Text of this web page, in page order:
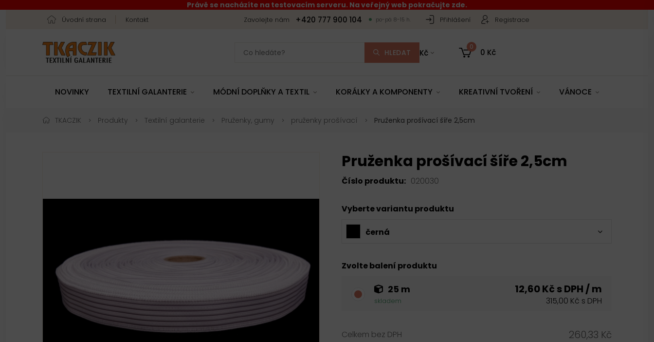
Právě se nacházíte na testovacím serveru. Na veřejný web pokračujte zde.
Úvodní strana Kontakt Zavolejte nám +420 777 900 104 po-pá 8-15 h. Přihlášení Registrace
HLEDAT Kč
0
0 Kč
NOVINKY TEXTILNÍ GALANTERIE MÓDNÍ DOPLŇKY A TEXTIL KORÁLKY A KOMPONENTY KREATIVNÍ TVOŘENÍ VÁNOCE
TKACZIK Produkty Textilní galanterie Pruženky, gumy pruženky prošívací Pruženka prošívací šíře 2,5cm
Pruženka prošívací šíře 2,5cm
Číslo produktu: 020030
Vyberte variantu produktu
černá
Zvolte balení produktu
25 m
skladem
12,60 Kč s DPH / m
315,00 Kč s DPH
Celkem bez DPH 260,33 Kč